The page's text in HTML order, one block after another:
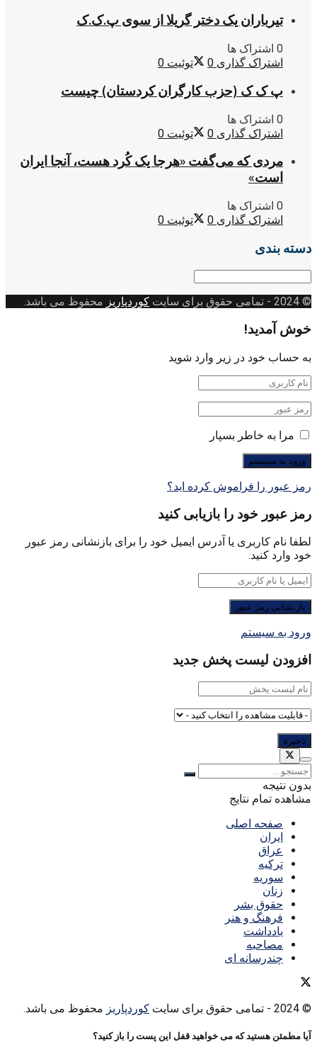
تیرباران یک دختر گریلا از سوی پ.ک.ک
0 اشتراک ها
اشتراک گذاری 0 توئیت 0
پ ک ک (حزب کارگران کردستان) چیست
0 اشتراک ها
اشتراک گذاری 0 توئیت 0
مردی که می‌گفت «هرجا یک کُرد هست، آنجا ایران
است»
0 اشتراک ها
اشتراک گذاری 0 توئیت 0
دسته بندی
© 2024
- تمامی حقوق برای سایت کوردپاریز محفوظ می باشد.
خوش آمدید!
به حساب خود در زیر وارد شوید
مرا به خاطر بسپار
رمز عبور را فراموش کرده اید؟
رمز عبور خود را بازیابی کنید
لطفا نام کاربری یا آدرس ایمیل خود را برای بازنشانی رمز عبور
خود وارد کنید.
ورود به سیستم
افزودن لیست پخش جدید
بدون نتیجه
مشاهده تمام نتایج
صفحه اصلی
ایران
عراق
ترکیه
سوریه
زنان
حقوق بشر
فرهنگ و هنر
یادداشت
مصاحبه
چندرسانه ای
© 2024 - تمامی حقوق برای سایت کوردپاریز محفوظ می باشد.
آیا مطمئن هستید که می خواهید قفل این پست را باز کنید؟